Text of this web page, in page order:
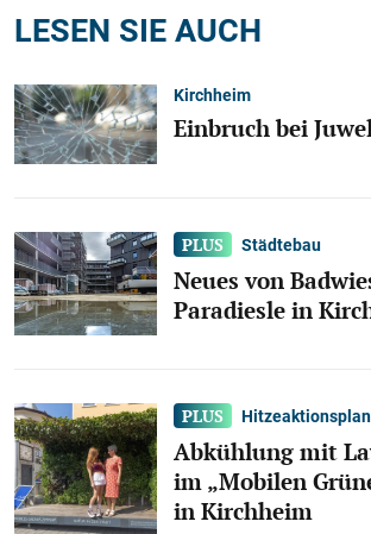
LESEN SIE AUCH
Kirchheim
Einbruch bei
Städtebau
Neues von
Paradiesle in
Hitzeaktionsplan
Abkühlung mit
im „Mobilen
in Kirchheim